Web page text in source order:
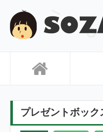
プレゼントボック